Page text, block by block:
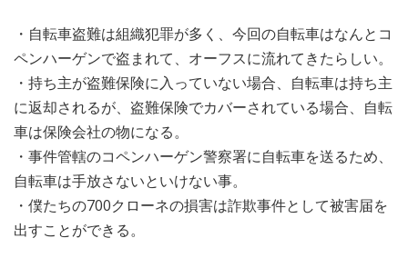
・自転車盗難は組織犯罪が多く、今回の自転車はなんとコ
ペンハーゲンで盗まれて、オーフスに流れてきたらしい。
・持ち主が盗難保険に入っていない場合、自転車は持ち主
に返却されるが、盗難保険でカバーされている場合、自転
車は保険会社の物になる。
・事件管轄のコペンハーゲン警察署に自転車を送るため、
自転車は手放さないといけない事。
・僕たちの700クローネの損害は詐欺事件として被害届を
出すことができる。